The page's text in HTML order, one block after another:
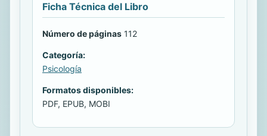
Ficha Técnica del Libro
Número de páginas 112
Categoría:
Psicología
Formatos disponibles:
PDF, EPUB, MOBI